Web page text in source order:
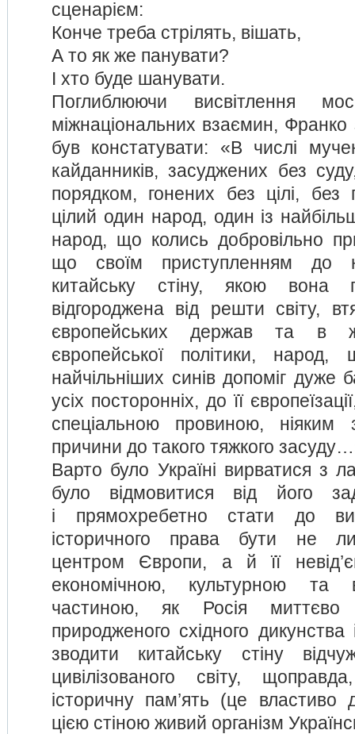
сценарієм:
Конче треба стрілять, вішать,
А то як же панувати?
І хто буде шанувати.
Поглиблюючи висвітлення
міжнаціональних взаємин,
був констатувати: «В числі
кайданників, засуджених без
порядком, гонених без цілі, без
цілий один народ, один із
народ, що колись добровільно
що своїм приступленням до
китайську стіну, якою
відгороджена від решти світу,
європейських держав та в
європейської політики,
найчільніших синів допоміг дуже
усіх посторонніх, до її
спеціальною провиною,
причини до такого тяжкого
Варто було Україні вирватися з
було відмовитися від його
і прямохребетно стати до
історичного права бути не
центром Європи, а й її
економічною, культурною та
частиною, як Росія миттєво
природженого східного
зводити китайську стіну
цивілізованого світу,
історичну пам’ять (це властиво
цією стіною живий організм